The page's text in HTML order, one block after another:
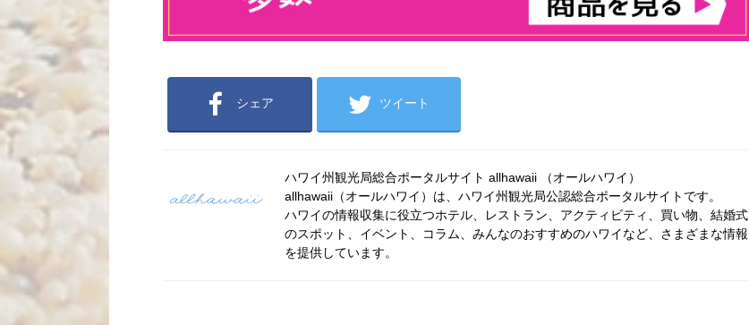
シェア ツイート
ハワイ州観光局総合ポータルサイト allhawaii （オールハワイ）
allhawaii（オールハワイ）は、ハワイ州観光局公認総合ポータルサイトです。
ハワイの情報収集に役立つホテル、レストラン、アクティビティ、買い物、結婚式
のスポット、イベント、コラム、みんなのおすすめのハワイなど、さまざまな情報
を提供しています。